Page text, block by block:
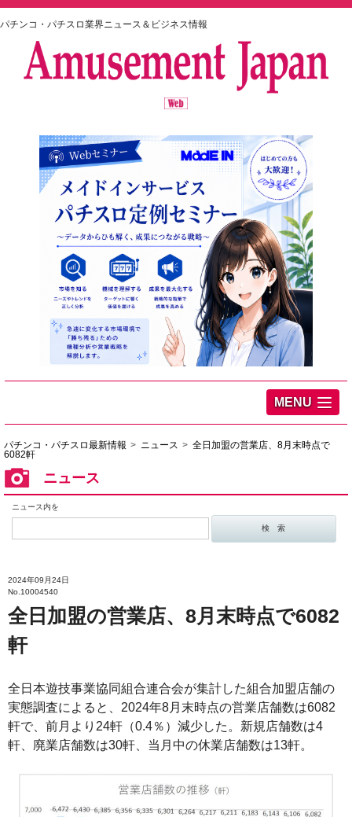
パチンコ・パチスロ業界ニュース＆ビジネス情報
MENU
パチンコ・パチスロ最新情報 ニュース
全日加盟の営業店、8月末時点で
6082軒
ニュース
ニュース内を
2024年09月24日
No.10004540
全日加盟の営業店、8月末時点で6082
軒
全日本遊技事業協同組合連合会が集計した組合加盟店舗の
実態調査によると、2024年8月末時点の営業店舗数は6082
軒で、前月より24軒（0.4％）減少した。新規店舗数は4
軒、廃業店舗数は30軒、当月中の休業店舗数は13軒。